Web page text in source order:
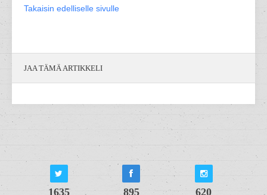
Takaisin edelliselle sivulle
JAA TÄMÄ ARTIKKELI
1635 895 620